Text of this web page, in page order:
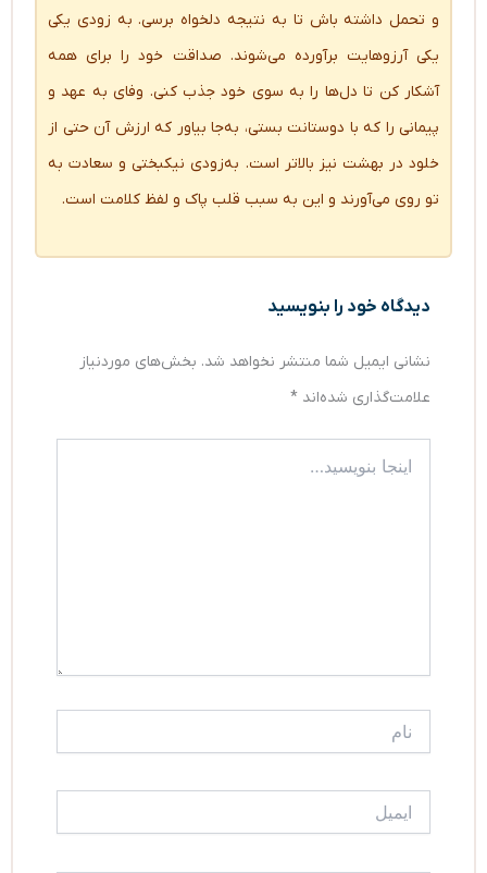
و تحمل داشته باش تا به نتیجه دلخواه برسی. به زودی یکی
یکی آرزوهایت برآورده می‌شوند. صداقت خود را برای همه
آشکار کن تا دل‌ها را به سوی خود جذب کنی. وفای به عهد و
پیمانی را که با دوستانت بستی، به‌جا بیاور که ارزش آن حتی از
خلود در بهشت نیز بالاتر است. به‌زودی نیکبختی و سعادت به
تو روی می‌آورند و این به سبب قلب پاک و لفظ کلامت است.
دیدگاه‌ خود را بنویسید
نشانی ایمیل شما منتشر نخواهد شد. بخش‌های موردنیاز
علامت‌گذاری شده‌اند *
بنویسید…